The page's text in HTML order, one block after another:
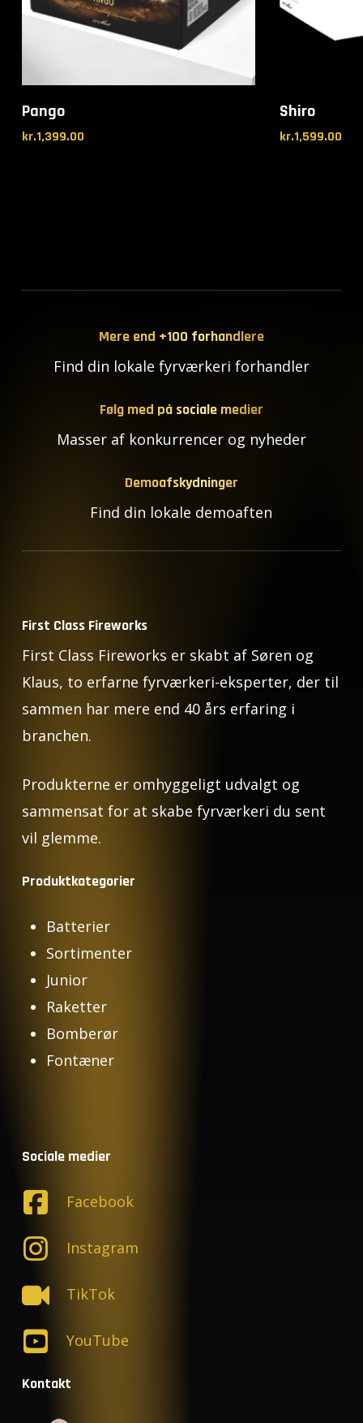
Pango
kr.1,399.00
Shiro
kr.1,599.00
Mere end +100 forhandlere
Find din lokale fyrværkeri forhandler
Følg med på sociale medier
Masser af konkurrencer og nyheder
Demoafskydninger
Find din lokale demoaften
First Class Fireworks
First Class Fireworks er skabt af Søren og
Klaus, to erfarne fyrværkeri-eksperter, der til
sammen har mere end 40 års erfaring i
branchen.
Produkterne er omhyggeligt udvalgt og
sammensat for at skabe fyrværkeri du sent
vil glemme.
Produktkategorier
Batterier
Sortimenter
Junior
Raketter
Bomberør
Fontæner
Sociale medier
Facebook
Instagram
TikTok
YouTube
Kontakt